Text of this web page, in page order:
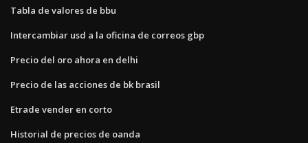
Tabla de valores de bbu
Intercambiar usd a la oficina de correos gbp
Precio del oro ahora en delhi
Precio de las acciones de bk brasil
Etrade vender en corto
Historial de precios de oanda